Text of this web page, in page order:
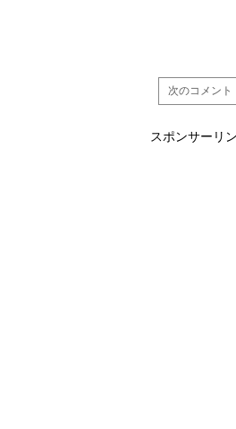
次のコメント
スポンサーリ